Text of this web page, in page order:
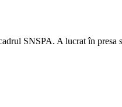
SNSPA. A lucrat în presa